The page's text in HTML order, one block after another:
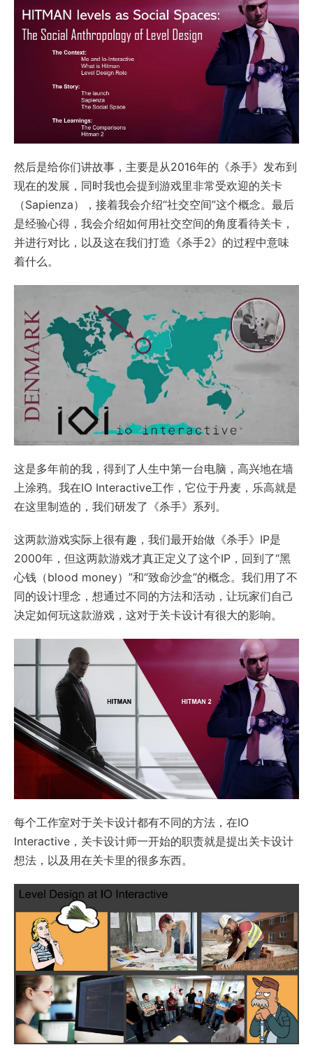
然后是给你们讲故事，主要是从2016年的《杀手》发布到
现在的发展，同时我也会提到游戏里非常受欢迎的关卡
（Sapienza），接着我会介绍“社交空间”这个概念。最后
是经验心得，我会介绍如何用社交空间的角度看待关卡，
并进行对比，以及这在我们打造《杀手2》的过程中意味
着什么。
这是多年前的我，得到了人生中第一台电脑，高兴地在墙
上涂鸦。我在IO Interactive工作，它位于丹麦，乐高就是
在这里制造的，我们研发了《杀手》系列。
这两款游戏实际上很有趣，我们最开始做《杀手》IP是
2000年，但这两款游戏才真正定义了这个IP，回到了“黑
心钱（blood money）”和“致命沙盒”的概念。我们用了不
同的设计理念，想通过不同的方法和活动，让玩家们自己
决定如何玩这款游戏，这对于关卡设计有很大的影响。
每个工作室对于关卡设计都有不同的方法，在IO
Interactive，关卡设计师一开始的职责就是提出关卡设计
想法，以及用在关卡里的很多东西。